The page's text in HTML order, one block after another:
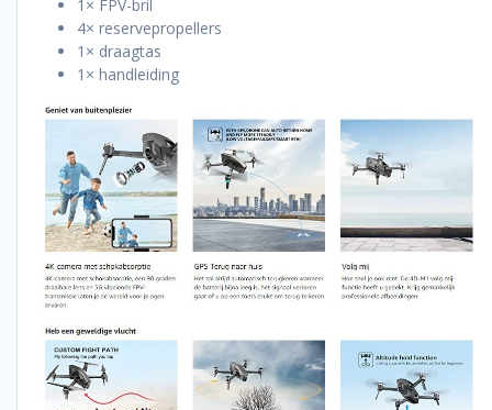
1× FPV-bril
4× reservepropellers
1× draagtas
1× handleiding